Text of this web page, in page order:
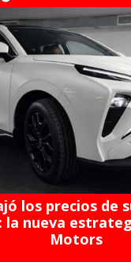
los precios de
la nueva
Motors